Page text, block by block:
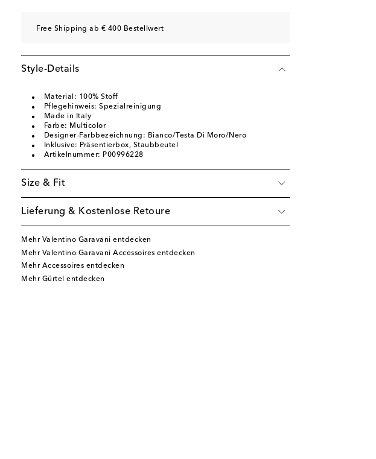
Free Shipping ab € 400 Bestellwert
Style-Details
Material: 100% Stoff
Pflegehinweis: Spezialreinigung
Made in Italy
Farbe: Multicolor
Designer-Farbbezeichnung: Bianco/Testa Di Moro/Nero
Inklusive: Präsentierbox, Staubbeutel
Artikelnummer: P00996228
Size & Fit
Lieferung & Kostenlose Retoure
Mehr Valentino Garavani entdecken
Mehr Valentino Garavani Accessoires entdecken
Mehr Accessoires entdecken
Mehr Gürtel entdecken